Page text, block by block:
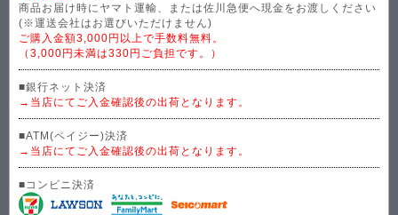
商品お届け時にヤマト運輸、または佐川急便へ現金をお渡しください
(※運送会社はお選びいただけません)
ご購入金額3,000円以上で手数料無料。
（3,000円未満は330円ご負担です。）
■銀行ネット決済
→当店にてご入金確認後の出荷となります。
■ATM(ペイジー)決済
→当店にてご入金確認後の出荷となります。
■コンビニ決済